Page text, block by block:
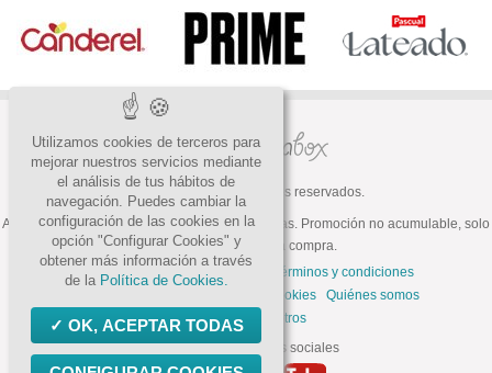
© 2026 Todos los derechos reservados.
ATENCIÓN: Oferta válida hasta fin de existencias. Promoción no acumulable, solo
válida para la primera compra.
Preguntas frecuentes
Términos y condiciones
Política de cookies
Quiénes somos
Trabaja con nosotros
Síguenos en las redes sociales
Utilizamos cookies de terceros para
mejorar nuestros servicios mediante
el análisis de tus hábitos de
navegación. Puedes cambiar la
configuración de las cookies en la
opción "Configurar Cookies" y
obtener más información a través
de la Política de Cookies.
OK, ACEPTAR TODAS